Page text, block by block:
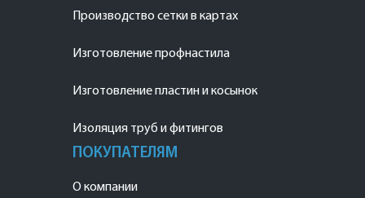
Производство сетки в картах
Изготовление профнастила
Изготовление пластин и косынок
Изоляция труб и фитингов
ПОКУПАТЕЛЯМ
О компании